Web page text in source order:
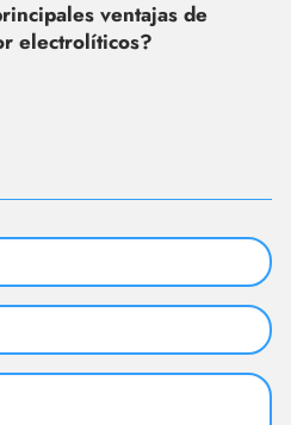
ventajas de
electrolíticos?